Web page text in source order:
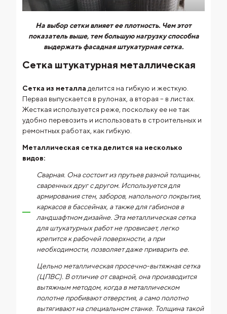
На выбор сетки влияет ее плотность. Чем этот
показатель выше, тем большую нагрузку способна
выдержать фасадная штукатурная сетка.
Сетка штукатурная металлическая
Сетка из металла делится на гибкую и жесткую.
Первая выпускается в рулонах, а вторая – в листах.
Жесткая используется реже, поскольку ее не так
удобно перевозить и использовать в строительных и
ремонтных работах, как гибкую.
Металлическая сетка делится на несколько
видов:
Сварная. Она состоит из прутьев разной толщины,
сваренных друг с другом. Используется для
армирования стен, заборов, напольного покрытия,
каркасов в бассейнах, а также для габионов в
ландшафтном дизайне. Эта металлическая сетка
для штукатурных работ не провисает, легко
крепится к рабочей поверхности, а при
необходимости, позволяет даже приварить ее.
Цельно металлическая просечно-вытяжная сетка
(ЦПВС). В отличие от сварной, она производится
вытяжным методом, когда в металлическом
полотне пробивают отверстия, а само полотно
вытягивают на специальном станке. Толщина такой